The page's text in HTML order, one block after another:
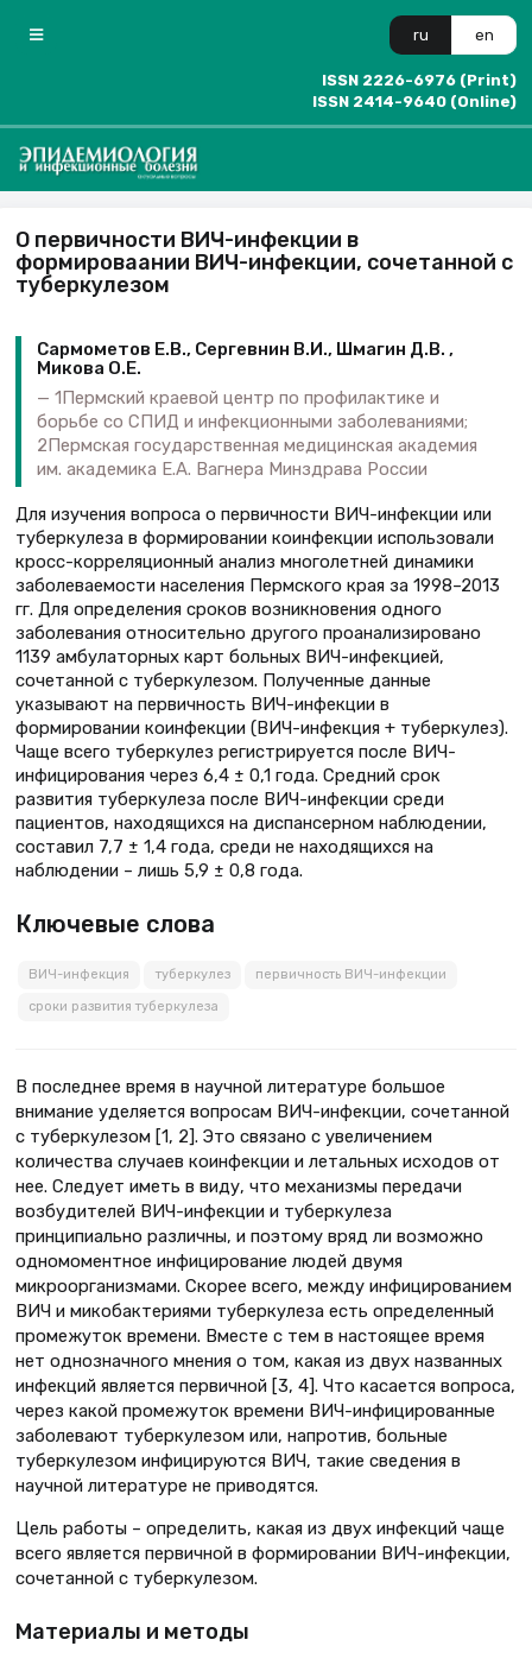
ru en
ISSN 2226-6976 (Print)
ISSN 2414-9640 (Online)
О первичности ВИЧ-инфекции в
формироваании ВИЧ-инфекции, сочетанной с
туберкулезом
Сармометов Е.В., Сергевнин В.И., Шмагин Д.В. ,
Микова О.Е.
1Пермский краевой центр по профилактике и
борьбе со СПИД и инфекционными заболеваниями;
2Пермская государственная медицинская академия
им. академика Е.А. Вагнера Минздрава России
Для изучения вопроса о первичности ВИЧ-инфекции или
туберкулеза в формировании коинфекции использовали
кросс-корреляционный анализ многолетней динамики
заболеваемости населения Пермского края за 1998–2013
гг. Для определения сроков возникновения одного
заболевания относительно другого проанализировано
1139 амбулаторных карт больных ВИЧ-инфекцией,
сочетанной с туберкулезом. Полученные данные
указывают на первичность ВИЧ-инфекции в
формировании коинфекции (ВИЧ-инфекция + туберкулез).
Чаще всего туберкулез регистрируется после ВИЧ-
инфицирования через 6,4 ± 0,1 года. Средний срок
развития туберкулеза после ВИЧ-инфекции среди
пациентов, находящихся на диспансерном наблюдении,
составил 7,7 ± 1,4 года, среди не находящихся на
наблюдении – лишь 5,9 ± 0,8 года.
Ключевые слова
ВИЧ-инфекция туберкулез первичность ВИЧ-инфекции
сроки развития туберкулеза
В последнее время в научной литературе большое
внимание уделяется вопросам ВИЧ-инфекции, сочетанной
с туберкулезом [1, 2]. Это связано с увеличением
количества случаев коинфекции и летальных исходов от
нее. Следует иметь в виду, что механизмы передачи
возбудителей ВИЧ-инфекции и туберкулеза
принципиально различны, и поэтому вряд ли возможно
одномоментное инфицирование людей двумя
микроорганизмами. Скорее всего, между инфицированием
ВИЧ и микобактериями туберкулеза есть определенный
промежуток времени. Вместе с тем в настоящее время
нет однозначного мнения о том, какая из двух названных
инфекций является первичной [3, 4]. Что касается вопроса,
через какой промежуток времени ВИЧ-инфицированные
заболевают туберкулезом или, напротив, больные
туберкулезом инфицируются ВИЧ, такие сведения в
научной литературе не приводятся.
Цель работы – определить, какая из двух инфекций чаще
всего является первичной в формировании ВИЧ-инфекции,
сочетанной с туберкулезом.
Материалы и методы